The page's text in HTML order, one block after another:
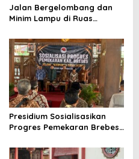
Jalan Bergelombang dan
Minim Lampu di Ruas
Telan Korban, Innova
Hantam Pohon di
Bantarkawung
Presidium Sosialisasikan
Progres Pemekaran Brebes
Pansus DPRD Jateng Jadi